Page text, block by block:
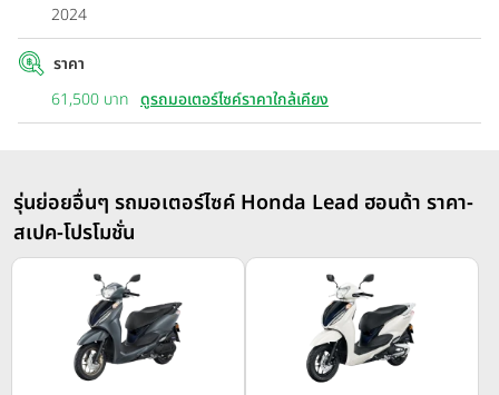
2024
ราคา
61,500 บาท ดูรถมอเตอร์ไซค์ราคาใกล้เคียง
รุ่นย่อยอื่นๆ รถมอเตอร์ไซค์ Honda Lead ฮอนด้า ราคา-
สเปค-โปรโมชั่น